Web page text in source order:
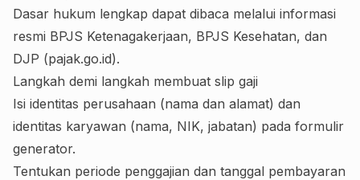
Dasar hukum lengkap dapat dibaca melalui informasi
resmi BPJS Ketenagakerjaan, BPJS Kesehatan, dan
DJP (pajak.go.id).
Langkah demi langkah membuat slip gaji
Isi identitas perusahaan (nama dan alamat) dan
identitas karyawan (nama, NIK, jabatan) pada formulir
generator.
Tentukan periode penggajian dan tanggal pembayaran